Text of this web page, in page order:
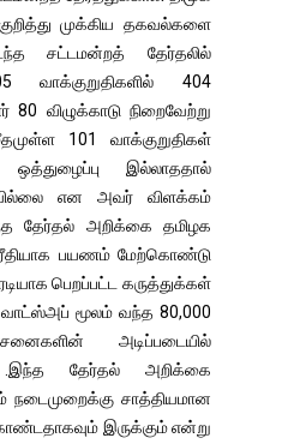
முக்கிய தகவல்களை
சட்டமன்றத் தேர்தலில்
வாக்குறுதிகளில் 404
80 விழுக்காடு நிறைவேற்று
101 வாக்குறுதிகள்
இல்லாததால்
என அவர் விளக்கம்
தேர்தல் அறிக்கை தமிழக
ரீதியாக பயணம் மேற்கொண்டு
பெறப்பட்ட கருத்துக்கள்
மூலம் வந்த 80,000
அடிப்படையில்
.இந்த தேர்தல் அறிக்கை
சாத்தியமான
இருக்கும் என்று